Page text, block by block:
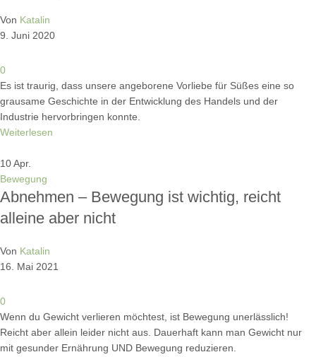
Von Katalin
9. Juni 2020
0
Es ist traurig, dass unsere angeborene Vorliebe für Süßes eine so
grausame Geschichte in der Entwicklung des Handels und der
Industrie hervorbringen konnte.
Weiterlesen
10Apr.
Bewegung
Abnehmen – Bewegung ist wichtig, reicht
alleine aber nicht
Von Katalin
16. Mai 2021
0
Wenn du Gewicht verlieren möchtest, ist Bewegung unerlässlich!
Reicht aber allein leider nicht aus. Dauerhaft kann man Gewicht nur
mit gesunder Ernährung UND Bewegung reduzieren.